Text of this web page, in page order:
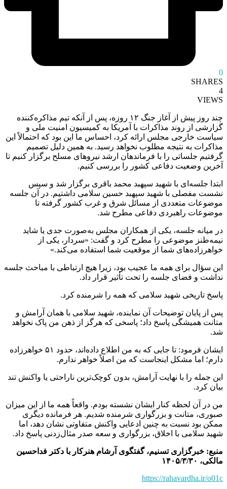
0
SHARES
4
VIEWS
چند روز پیش از آغاز جنگ ۱۲ روزه، پس از آنکه تیم مذاکره‌کننده
گزارشی از روند مذاکرات با آمریکا به کمیسیون امنیت ملی و
سیاست خارجی مجلس ارائه کرد، احساس ما این بود که احتمالاً این
مذاکرات به نتیجه مطلوب نخواهد رسید. به همین دلیل تصمیم
گرفتیم جلساتی را با فرماندهان ارشد نیروهای مسلح برگزار کنیم تا
آخرین وضعیت دفاعی کشور را بررسی کنیم.
ابتدا جلسه‌ای با شهید سپهبد محمد باقری برگزار شد و سپس
نشست مفصلی با شهید سپهبد حسین سلامی داشتیم. در آن جلسه
موضوعات متعددی از مسائل شرق و غرب کشور گرفته تا
موضوعات راهبردی دفاعی مطرح شد.
در میانه جلسه، یکی از همکاران مجلس به‌صورت جدی یا شاید
نیمه‌طنز موضوعی را مطرح کرد و گفت: «سردار، یکی از
خواهرزاده‌های شما از موقعیت شما استفاده می‌کند.»
این سؤال برای همه ما عجیب بود، زیرا هیچ ارتباطی با مباحث جلسه
نداشت و فضای جلسه را تحت تأثیر قرار داد.
پاسخ تاریخی شهید سلامی که همه را شرمنده کرد.
پس از پایان توضیحات آن نماینده، شهید سلامی با همان آرامش و
متانت همیشگی پاسخ داد؛ پاسخی که هرگز از ذهن من پاک نخواهد
شد.
ایشان فرمود: تا جایی که به من اطلاع داده‌اند، حدود ۵۱ خواهرزاده
دارم؛ اما مشکل اینجاست که من اصلاً خواهر ندارم.
این جمله را با نهایت آرامش، بدون کوچک‌ترین ناراحتی یا واکنش تند
بیان کرد.
من در آن لحظه کنار ایشان نشسته بودم. واقعاً همه ما از این میزان
صبوری، متانت و بزرگواری شرمنده شدیم. هر فرمانده دیگری
ممکن بود نسبت به چنین ادعایی واکنش متفاوتی نشان دهد، اما
شهید سلامی با اخلاق، بزرگواری و سعه صدر مثال‌زدنی پاسخ داد.
منبع: خبرگزاری تسنیم، گفتگوی آرشام هنرکار با دکتر فداحسین
مالکی، ۱۴۰۵/۳/۳۰
https://rahavardha.ir/o01c